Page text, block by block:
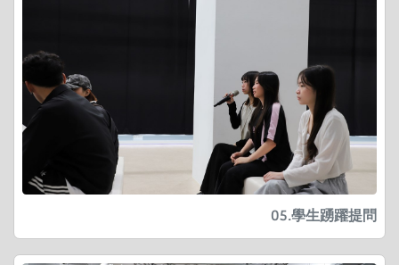
05.學生踴躍提問